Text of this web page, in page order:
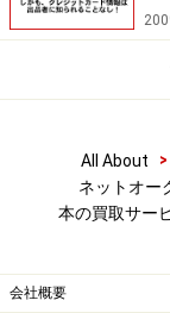
ただし人気商品
価格は下がり
え、発売から
買取ができる
係、法律関係
ル落ちの漫画、
All About >
ネットオー
本の買取サー
会社概要